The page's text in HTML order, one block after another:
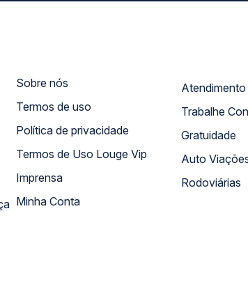
Sobre nós
Termos de uso
Política de privacidade
Termos de Uso Louge Vip
Imprensa
Minha Conta
Trabalhe
Gratuidade
Auto
Rodoviárias